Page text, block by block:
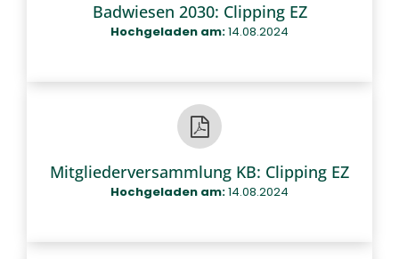
Badwiesen 2030: Clipping EZ
Hochgeladen am:14.08.2024
Mitgliederversammlung KB: Clipping EZ
Hochgeladen am:14.08.2024